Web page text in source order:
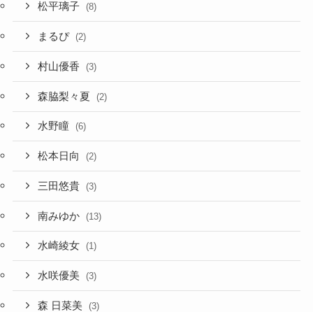
松平璃子 (8)
まるぴ (2)
村山優香 (3)
森脇梨々夏 (2)
水野瞳 (6)
松本日向 (2)
三田悠貴 (3)
南みゆか (13)
水崎綾女 (1)
水咲優美 (3)
森 日菜美 (3)